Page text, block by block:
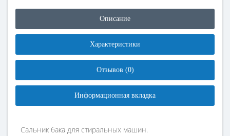
Описание
Характеристики
Отзывов (0)
Информационная вкладка
Сальник бака для стиральных машин.